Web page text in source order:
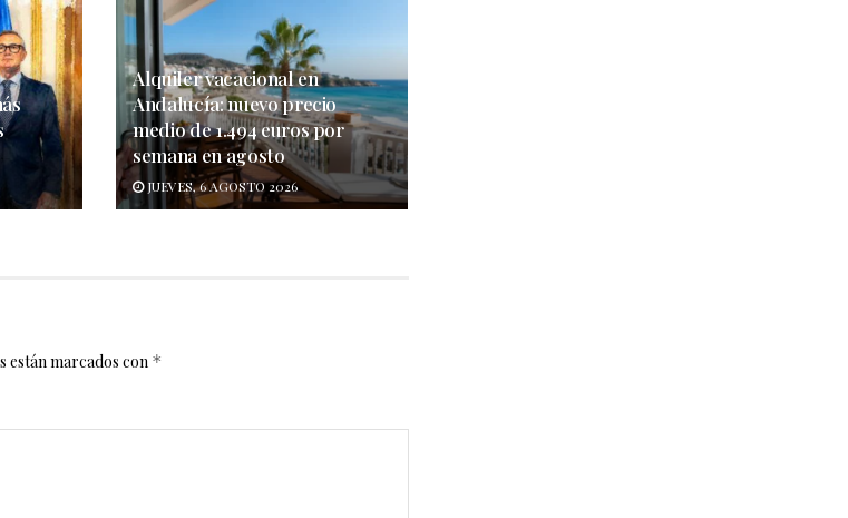
Alquiler vacacional en
Andalucía: nuevo precio
medio de 1.494 euros por
semana en agosto
JUEVES, 6 AGOSTO 2026
están marcados con *